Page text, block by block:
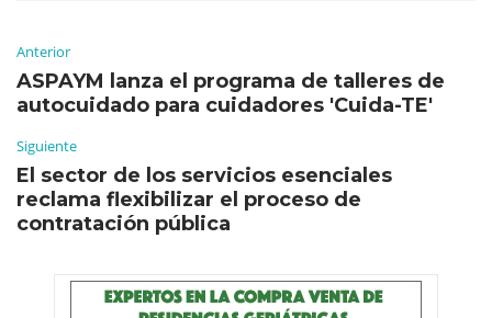
Anterior
ASPAYM lanza el programa de talleres de
autocuidado para cuidadores 'Cuida-TE'
Siguiente
El sector de los servicios esenciales
reclama flexibilizar el proceso de
contratación pública